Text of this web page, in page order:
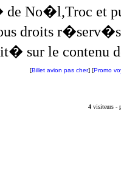
No�l,Troc et
droits
sur le contenu
[Billet avion pas cher] [Promo
4visiteurs -